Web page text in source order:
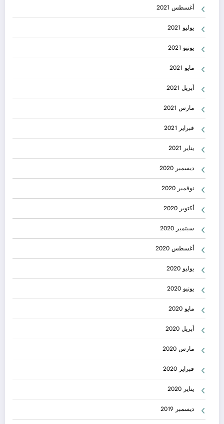
أغسطس 2021
يوليو 2021
يونيو 2021
مايو 2021
أبريل 2021
مارس 2021
فبراير 2021
يناير 2021
ديسمبر 2020
نوفمبر 2020
أكتوبر 2020
سبتمبر 2020
أغسطس 2020
يوليو 2020
يونيو 2020
مايو 2020
أبريل 2020
مارس 2020
فبراير 2020
يناير 2020
ديسمبر 2019